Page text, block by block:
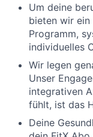
Um deine
bieten wir
Programm,
individuelles
Wir legen
Unser
integrativen
fühlt, ist das
Deine